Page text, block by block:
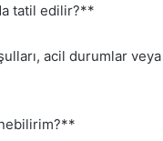
tatil edilir?**
acil durumlar